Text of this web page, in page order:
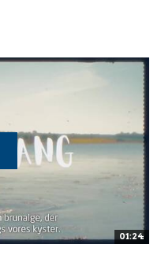
01:24